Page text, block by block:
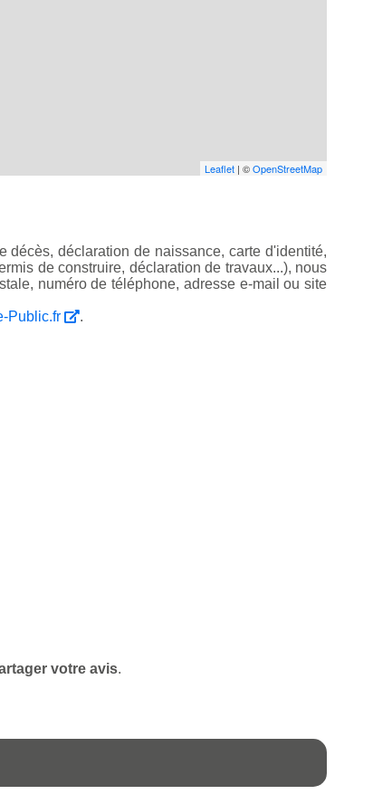
Leaflet | ©OpenStreetMap
décès, déclaration de naissance, carte d'identité,
de construire, déclaration de travaux...), nous
numéro de téléphone, adresse e-mail ou site
Public.fr .
votre avis.